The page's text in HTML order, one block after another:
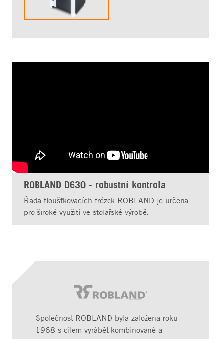
ROBLAND D630 - robustní kontrola
Řada tloušťkovacích frézek ROBLAND je určena
pro široké využití ve stolařské výrobě.
Společnost ROBLAND byla založena roku
1968 s cílem vyrábět kombinované a